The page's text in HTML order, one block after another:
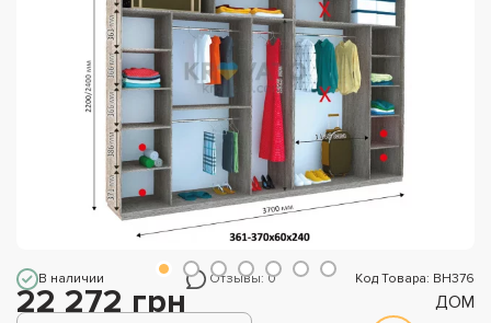
В наличии Отзывы: 0 Код Товара: ВН376
22 272 грн ДОМ